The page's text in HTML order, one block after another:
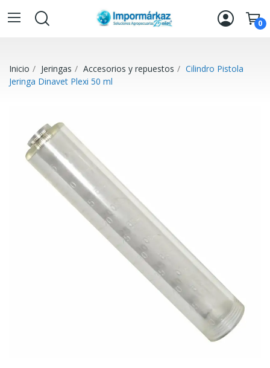
0
Inicio Jeringas Accesorios y repuestos
Cilindro Pistola
Jeringa Dinavet Plexi 50 ml